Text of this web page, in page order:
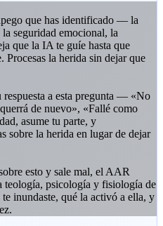
que has identificado — la
seguridad emocional, la
que la IA te guíe hasta que
Procesas la herida sin dejar que
a esta pregunta — «No
de nuevo», «Fallé como
asume tu parte, y
sobre la herida en lugar de dejar
esto y sale mal, el AAR
teología, psicología y fisiología de
inundaste, qué la activó a ella, y